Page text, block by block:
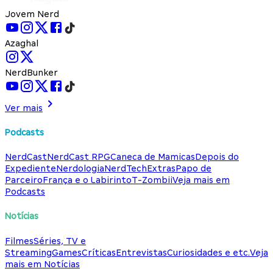
Jovem Nerd
Azaghal
NerdBunker
Ver mais
Podcasts
NerdCastNerdCast RPGCaneca de MamicasDepois do
ExpedienteNerdologiaNerdTechExtrasPapo de
ParceiroFrança e o LabirintoT-ZombiiVeja mais em
Podcasts
Notícias
FilmesSéries, TV e
StreamingGamesCríticasEntrevistasCuriosidades e etc.Veja
mais em Notícias